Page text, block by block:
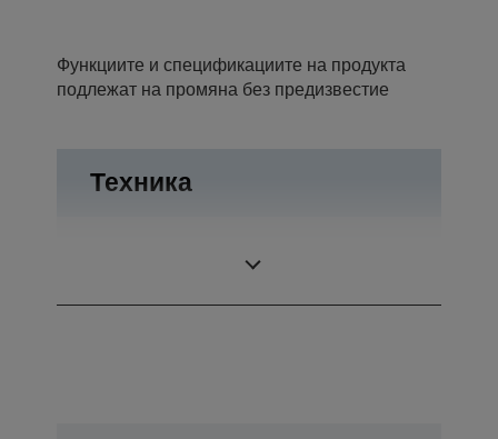
Функциите и спецификациите на продукта
подлежат на промяна без предизвестие
Техника